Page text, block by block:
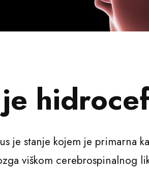
je stanje kojem je primarna
viškom cerebrospinalnog